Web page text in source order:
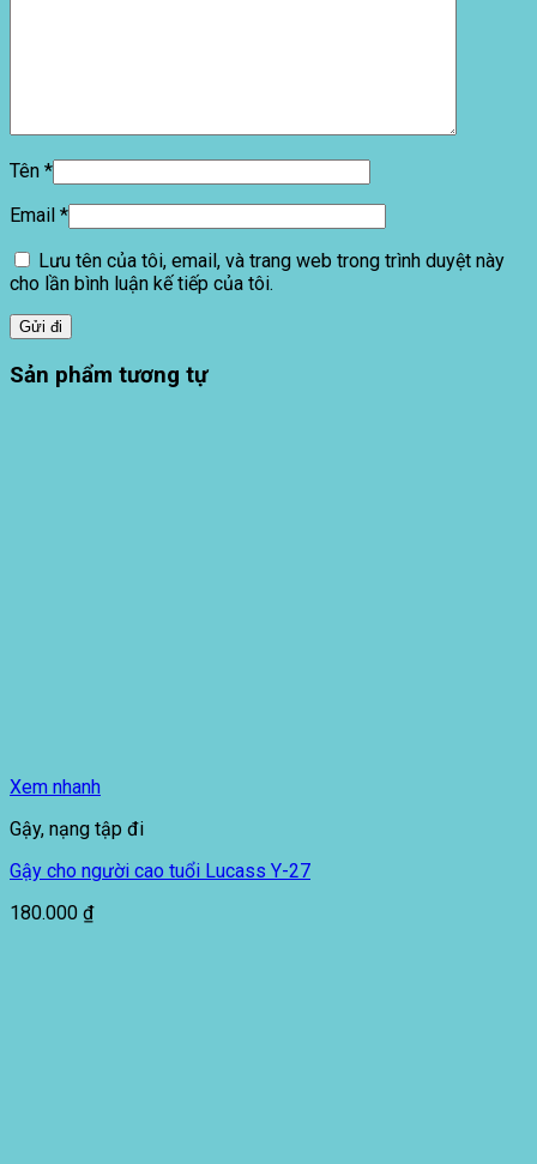
Tên *
Email *
Lưu tên của tôi, email, và trang web trong trình duyệt này
cho lần bình luận kế tiếp của tôi.
Sản phẩm tương tự
Xem nhanh
Gậy, nạng tập đi
Gậy cho người cao tuổi Lucass Y-27
180.000 ₫